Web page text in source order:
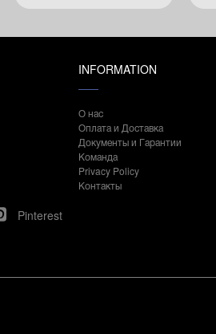
INFORMATION
О нас
Оплата и Доставка
Документы и Гарантии
Команда
Privacy Policy
Контакты
Pinterest